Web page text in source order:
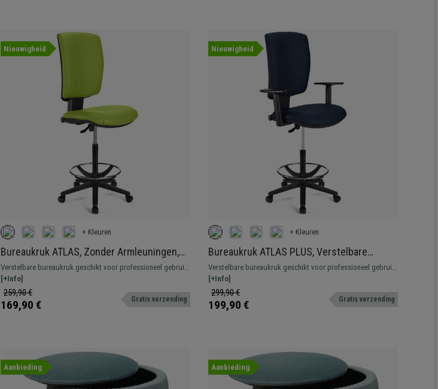
Nieuwigheid
+ Kleuren
Bureaukruk ATLAS, Zonder Armleuningen,
Verstelbare Rugleuning, Dikke Vulling, in
Groen Leder
Verstelbare bureaukruk geschikt voor professioneel gebruik.
Robuust, resistent en comfortabel.
[+Info]
259,90 €
169,90 € Gratis verzending
Nieuwigheid
+ Kleuren
Bureaukruk ATLAS PLUS, Verstelbare
rugleuning, Dikke Vulling, in Blauw Leder
Verstelbare bureaukruk geschikt voor professioneel gebruik.
Robuust, resistent en comfortabel.
[+Info]
299,90 €
199,90 € Gratis verzending
Aanbieding Aanbieding